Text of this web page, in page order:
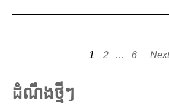
1 2 … 6 Next
ដំណឹងថ្មីៗ